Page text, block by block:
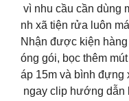
vì nhu cầu cần dùng
nh xã tiện rửa luôn
Nhận được kiện
óng gói, bọc thêm
áp 15m và bình đựng
ngay clip hướng dẫn